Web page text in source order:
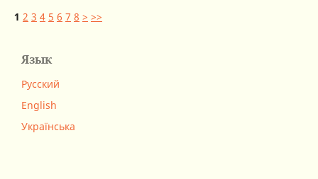
1 2 3 4 5 6 7 8 > >>
Язык
Русский
English
Українська